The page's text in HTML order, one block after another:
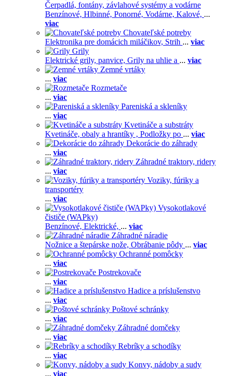
Čerpadlá, fontány, závlahové systémy a vodárne
Benzínové, Hlbinné, Ponorné, Vodárne, Kalové, ...
viac
Chovateľské potreby
Elektronika pre domácich miláčikov, Strih ... viac
Grily
Elektrické grily, panvice, Grily na uhlie a ... viac
Zemné vrtáky
... viac
Rozmetače
... viac
Pareniská a skleníky
... viac
Kvetináče a substráty
Kvetináče, obaly a hrantíky , Podložky po ... viac
Dekorácie do záhrady
... viac
Záhradné traktory, ridery
... viac
Voziky, fúriky a
transportéry
... viac
Vysokotlakové
čističe (WAPky)
Benzínové, Elektrické, ... viac
Záhradné náradie
Nožnice a štepárske nože, Obrábanie pôdy ... viac
Ochranné pomôcky
... viac
Postrekovače
... viac
Hadice a príslušenstvo
... viac
Poštové schránky
... viac
Záhradné domčeky
... viac
Rebríky a schodíky
... viac
Konvy, nádoby a sudy
... viac